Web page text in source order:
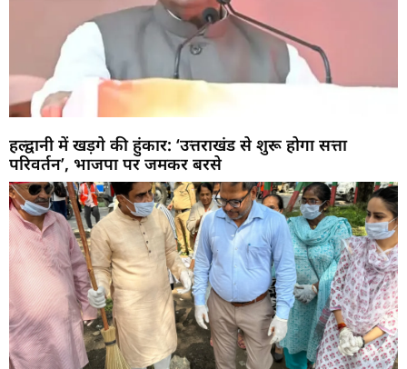
हल्द्वानी में खड़गे की हुंकार: ‘उत्तराखंड से शुरू होगा सत्ता
परिवर्तन’, भाजपा पर जमकर बरसे